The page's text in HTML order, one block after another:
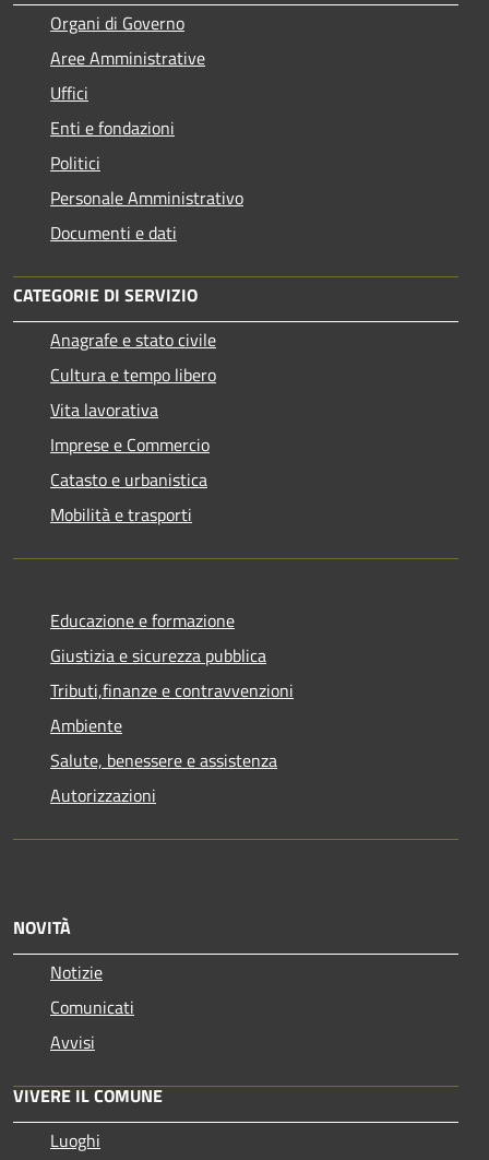
Organi di Governo
Aree Amministrative
Uffici
Enti e fondazioni
Politici
Personale Amministrativo
Documenti e dati
CATEGORIE DI SERVIZIO
Anagrafe e stato civile
Cultura e tempo libero
Vita lavorativa
Imprese e Commercio
Catasto e urbanistica
Mobilità e trasporti
Educazione e formazione
Giustizia e sicurezza pubblica
Tributi,finanze e contravvenzioni
Ambiente
Salute, benessere e assistenza
Autorizzazioni
NOVITÀ
Notizie
Comunicati
Avvisi
VIVERE IL COMUNE
Luoghi